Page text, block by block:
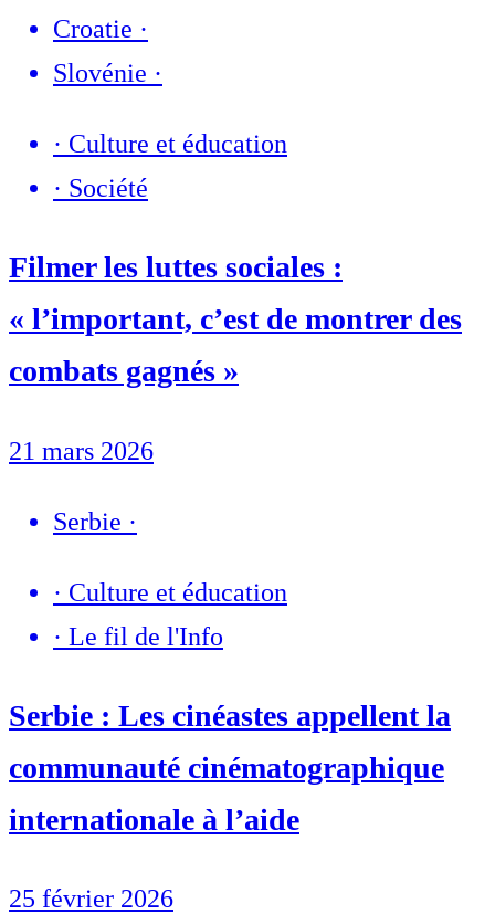
Croatie ·
Slovénie ·
· Culture et éducation
· Société
Filmer les luttes sociales :
« l’important, c’est de montrer des
combats gagnés »
21 mars 2026
Serbie ·
· Culture et éducation
· Le fil de l'Info
Serbie : Les cinéastes appellent la
communauté cinématographique
internationale à l’aide
25 février 2026